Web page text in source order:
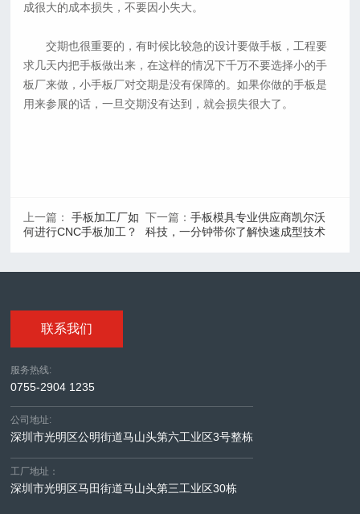
成很大的成本损失，不要因小失大。
交期也很重要的，有时候比较急的设计要做手板，工程要
求几天内把手板做出来，在这样的情况下千万不要选择小的手
板厂来做，小手板厂对交期是没有保障的。如果你做的手板是
用来参展的话，一旦交期没有达到，就会损失很大了。
上一篇：
手板加工厂如
何进行CNC手板加工？
下一篇：手板模具专业供应商凯尔沃
科技，一分钟带你了解快速成型技术
联系我们
服务热线:
0755-2904 1235
公司地址:
深圳市光明区公明街道马山头第六工业区3号整栋
工厂地址：
深圳市光明区马田街道马山头第三工业区30栋